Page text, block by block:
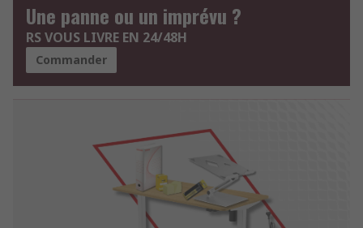
Une panne ou un imprévu ?
RS VOUS LIVRE EN 24/48H
Commander